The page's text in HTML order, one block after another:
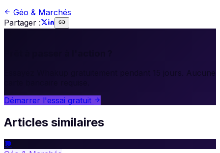
Géo & Marchés
Partager :
Essayez Whakup gratuitement pendant 15 jours. Aucune
Démarrer l'essai gratuit
Articles similaires
💬